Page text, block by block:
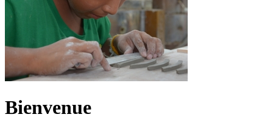
Bienvenue